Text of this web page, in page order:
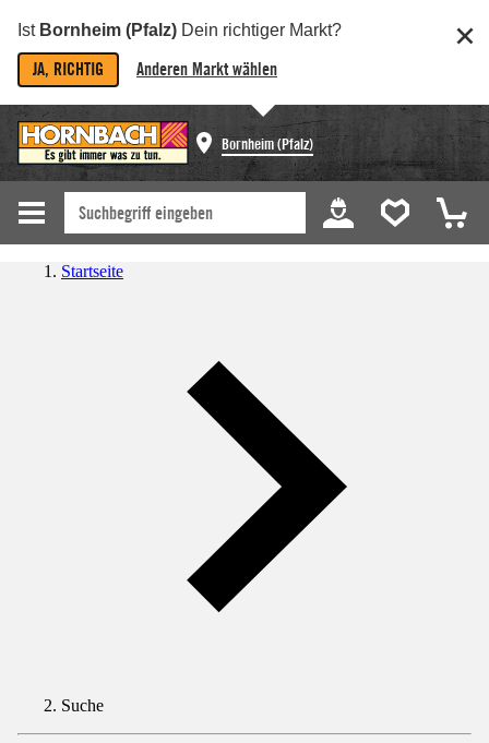
Ist Bornheim (Pfalz) Dein richtiger Markt?
JA, RICHTIG Anderen Markt wählen
Bornheim (Pfalz)
Startseite
Suche